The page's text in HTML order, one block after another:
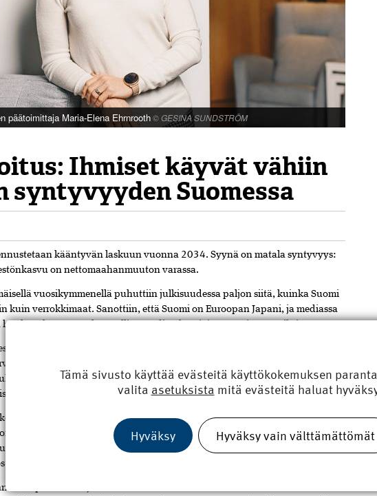
päätoimittaja Maria-Elena Ehrnrooth© GESINA SUNDSTRÖM
Ihmiset käyvät vähiin
syntyvyyden Suomessa
kääntyvän laskuun vuonna 2034. Syynä on matala syntyvyys:
on nettomaahanmuuton varassa.
vuosikymmenellä puhuttiin julkisuudessa paljon siitä, kuinka Suomi
kuin verrokkimaat. Sanottiin, että Suomi on Euroopan Japani, ja mediassa
Rakenteelliset uudistukset jäivät vaatimattomiksi.
ei vielä vuosituhannen alussa kehittynyt riittävää kriisitietoisuutta. Etlan
joka vuosi 44 000 maahanmuuttajaa tilkkimään työvoimapulaa.
Suomen nettomaahanmuutto oli 34 363 vuonna 2022. Valtaosa
tuli Venäjältä, Ruotsista, Intiasta, Virosta ja Filippiineiltä.
konsulttiyhtiö MDI:n ennusteen mukaan peruskouluikäisten
vuonna 2030 peruskoulussa on 82 000 oppilasta nykyistä
toteutuu, tarkoittaa se väistämättä uudelleenarvioinnin paikkaa paitsi
toisen asteen oppilaitosten ja korkeakouluverkoston osalta.
tapahtuu hurjia. MDI:n ennusteen mukaan vuonna 2040 noin 200
Tämä sivusto käyttää evästeitä käyttökokemuksen
valita asetuksista mitä evästeitä haluat
Hyväksy Hyväksy vain välttämättömät